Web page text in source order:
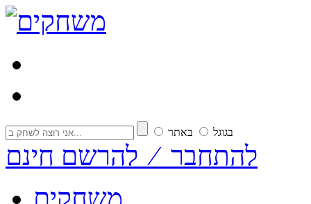
בגוגל באתר
להתחבר ⁄ להרשם חינם